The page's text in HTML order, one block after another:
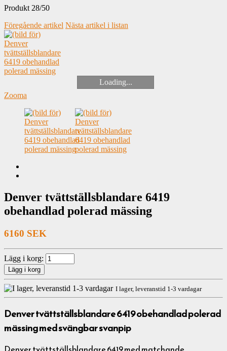
Produkt 28/50
Föregående artikel Nästa artikel i listan
Loading...
Zooma
Denver tvättställsblandare 6419
obehandlad polerad mässing
6160 SEK
Lägg i korg:
I lager, leveranstid 1-3 vardagar
Denver tvättställsblandare 6419 obehandlad polerad
mässing med svängbar svanpip